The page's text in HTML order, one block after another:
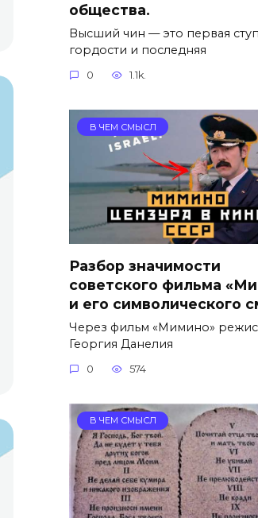
общества.
Высший чин — это первая
гордости и последняя
0 1.1k.
В ЧЕМ СМЫСЛ
Разбор значимости
советского фильма
и его символического
Через фильм «Мимино»
Георгия Данелия
0 574
В ЧЕМ СМЫСЛ